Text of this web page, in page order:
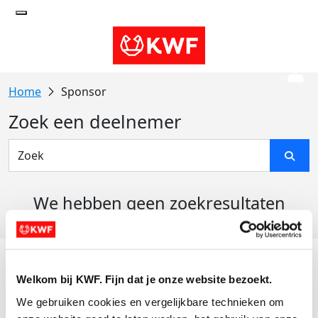
Welkom bij KWF. Fijn dat je onze website bezoekt.
We gebruiken cookies en vergelijkbare technieken om
Sponsor
Zoek een deelnemer
We hebben geen zoekresultaten
Actiematerialen
Evenementen